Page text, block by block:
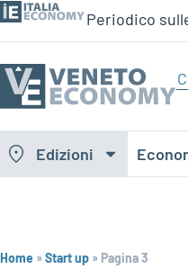
Periodico
Edizioni
Home »Start up » Pagina 3